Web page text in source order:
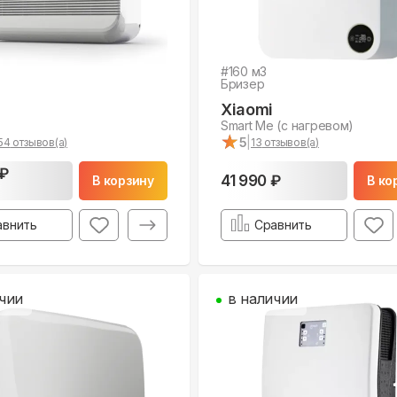
отзывов(а)
В корзину
#160 м3
Бризер
Xiaomi
Smart Me (с нагревом)
★
★5 13 отзывов(а)
41 990 ₽ В
Сравнить
в наличии